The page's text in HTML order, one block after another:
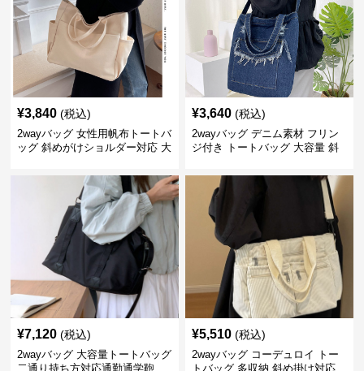
¥3,840 (税込)
2wayバッグ 女性用帆布トートバ
ッグ 斜めがけショルダー対応 大
¥3,640 (税込)
2wayバッグ デニム素材 フリン
ジ付き トートバッグ 大容量 斜
¥7,120 (税込)
2wayバッグ 大容量トートバッグ
二通り持ち方対応通勤通学鞄
¥5,510 (税込)
2wayバッグ コーデュロイ トー
トバッグ 多収納 斜め掛け対応